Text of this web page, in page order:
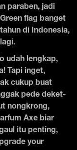
paraben, jadi
flag banget
di Indonesia,
udah lengkap,
Tapi inget,
cukup buat
pede deket-
nongkrong,
Axe biar
itu penting,
your